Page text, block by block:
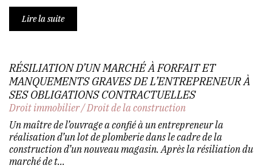
Lire la suite
RÉSILIATION D’UN MARCHÉ À FORFAIT ET
MANQUEMENTS GRAVES DE L’ENTREPRENEUR À
SES OBLIGATIONS CONTRACTUELLES
Droit immobilier/Droit de la construction
Un maître de l’ouvrage a confié à un entrepreneur la
réalisation d’un lot de plomberie dans le cadre de la
construction d’un nouveau magasin. Après la résiliation du
marché de t...